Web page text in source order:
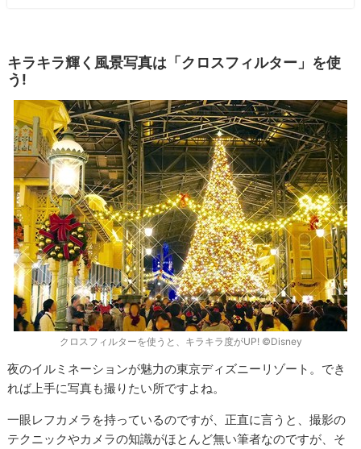
キラキラ輝く風景写真は「クロスフィルター」を使
う!
クロスフィルターを使うと、キラキラ度がUP! ©Disney
夜のイルミネーションが魅力の東京ディズニーリゾート。でき
れば上手に写真も撮りたい所ですよね。
一眼レフカメラを持っているのですが、正直に言うと、撮影の
テクニックやカメラの知識がほとんど無い筆者なのですが、そ